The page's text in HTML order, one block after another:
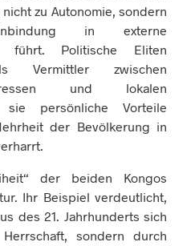
zu Autonomie, sondern
in externe
führt. Politische Eliten
Vermittler zwischen
und lokalen
sie persönliche Vorteile
der Bevölkerung in
der beiden Kongos
Ihr Beispiel verdeutlicht,
des 21. Jahrhunderts sich
sondern durch